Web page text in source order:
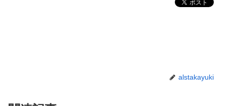
alstakayuki